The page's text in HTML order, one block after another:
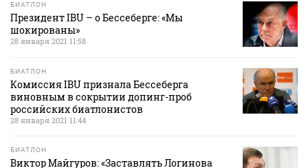
БИАТЛОН
Президент IBU – о Бессеберге: «Мы
шокированы»
28 января 2021 11:58
БИАТЛОН
Комиссия IBU признала Бессеберга
виновным в сокрытии допинг-проб
российских биатлонистов
28 января 2021 11:44
БИАТЛОН
Виктор Майгуров: «Заставлять Логинова